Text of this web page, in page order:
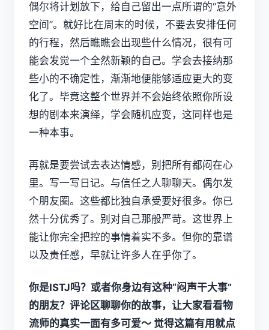
偶尔将计划放下，给自己留出一点所谓的“意外
空间”。就好比在周末的时候，不要去安排任何
的行程，然后瞧瞧会出现些什么情况，很有可
能会发觉一个全然新颖的自己。学会去接纳那
些小的不确定性，渐渐地便能够适应更大的变
化了。毕竟这整个世界并不会始终依照你所设
想的剧本来演绎，学会随机应变，这同样也是
一种本事。
再就是要尝试去表达情感，别把所有都闷在心
里。写一写日记。与信任之人聊聊天。偶尔发
个朋友圈。这些都比独自承受要好很多。你已
然十分优秀了。别对自己那般严苛。这世界上
能让你完全把控的事情着实不多。但你的靠谱
以及责任感，早就让许多人在乎你了。
你是ISTJ吗？或者你身边有这种“闷声干大事”
的朋友？评论区聊聊你的故事，让大家看看物
流师的真实一面有多可爱～ 觉得这篇有用就点